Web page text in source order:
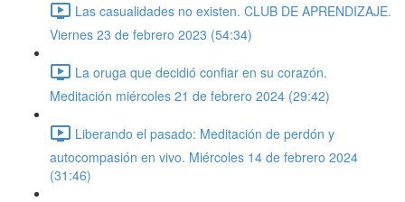
Las casualidades no existen. CLUB DE APRENDIZAJE.
Viernes 23 de febrero 2023 (54:34)
La oruga que decidió confiar en su corazón.
Meditación miércoles 21 de febrero 2024 (29:42)
Liberando el pasado: Meditación de perdón y
autocompasión en vivo. Miércoles 14 de febrero 2024
(31:46)